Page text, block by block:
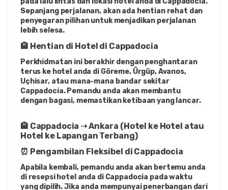
Sepanjang perjalanan, akan ada hentian rehat dan
penyegaran pilihan untuk menjadikan perjalanan
lebih selesa.
🏨 Hentian di Hotel di Cappadocia
Perkhidmatan ini berakhir dengan penghantaran
terus ke hotel anda di Göreme, Ürgüp, Avanos,
Uçhisar, atau mana-mana bandar sekitar
Cappadocia. Pemandu anda akan membantu
dengan bagasi, memastikan ketibaan yang lancar.
🏨 Cappadocia ➝ Ankara (Hotel ke Hotel atau
Hotel ke Lapangan Terbang)
⏰ Pengambilan Fleksibel di Cappadocia
Apabila kembali, pemandu anda akan bertemu anda
di resepsi hotel anda di Cappadocia pada waktu
yang dipilih. Jika anda mempunyai penerbangan dari